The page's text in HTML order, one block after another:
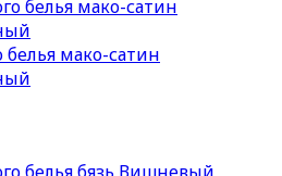
мако-сатин